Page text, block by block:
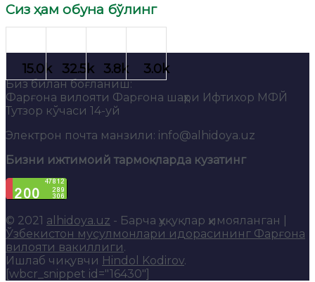
Сиз ҳам обуна бўлинг
Биз билан боғланиш:
Фарғона вилояти Фарғона шаҳри Ифтихор МФЙ
Тутзор кўчаси 14-уй
Электрон почта манзили: info@alhidoya.uz
Бизни ижтимоий тармоқларда кузатинг
© 2021 alhidoya.uz - Барча ҳуқуқлар ҳимояланган |
Ўзбекистон мусулмонлари идорасининг Фарғона
вилояти вакиллиги.
Ишлаб чиқувчи Hindol Kodirov.
[wbcr_snippet id="16430"]